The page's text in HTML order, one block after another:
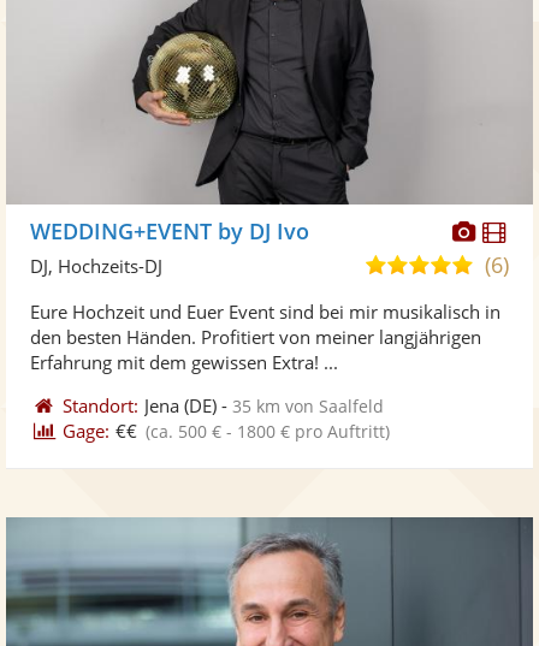
Fotos
WEDDING+EVENT by DJ Ivo
5,0
5
(6)
DJ, Hochzeits-DJ
Eure Hochzeit und Euer Event sind bei mir musikalisch in
den besten Händen. Profitiert von meiner langjährigen
Erfahrung mit dem gewissen Extra! ...
Standort: Jena (DE) -35 km von Saalfeld
Gage: €€ (ca. 500 € - 1800 € pro Auftritt)